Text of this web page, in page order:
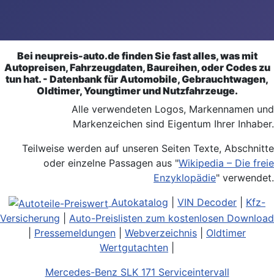
Bei neupreis-auto.de finden Sie fast alles, was mit
Autopreisen, Fahrzeugdaten, Baureihen, oder Codes zu
tun hat. - Datenbank für Automobile, Gebrauchtwagen,
Oldtimer, Youngtimer und Nutzfahrzeuge.
Alle verwendeten Logos, Markennamen und
Markenzeichen sind Eigentum Ihrer Inhaber.
Teilweise werden auf unseren Seiten Texte, Abschnitte
oder einzelne Passagen aus "Wikipedia – Die freie
Enzyklopädie" verwendet.
Autokatalog
VIN Decoder
Kfz-
Versicherung
Auto-Preislisten zum kostenlosen Download
Pressemeldungen Webverzeichnis
Oldtimer
Wertgutachten
Mercedes-Benz SLK 171 Serviceintervall